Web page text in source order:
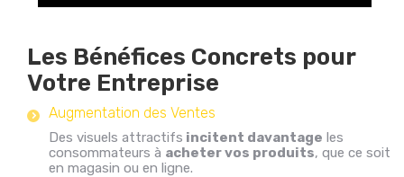
Les Bénéfices Concrets pour
Votre Entreprise
Augmentation des Ventes
Des visuels attractifs incitent davantage les
consommateurs à acheter vos produits, que ce soit
en magasin ou en ligne.